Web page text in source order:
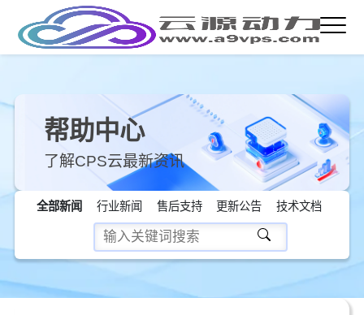
帮助中心
了解CPS云最新资讯
全部新闻 行业新闻 售后支持 更新公告 技术文档